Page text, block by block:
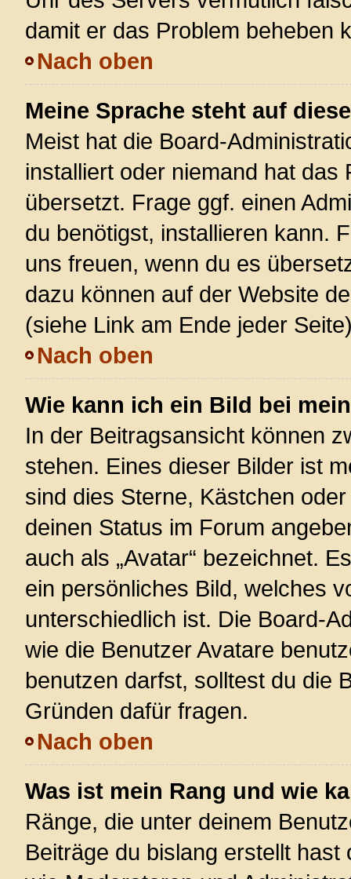
damit er das Problem beheben
Nach oben
Meine Sprache steht auf
Meist hat die Board-
installiert oder niemand hat
übersetzt. Frage ggf. einen
du benötigst, installieren kann.
uns freuen, wenn du es
dazu können auf der Website
(siehe Link am Ende jeder
Nach oben
Wie kann ich ein Bild bei
In der Beitragsansicht können
stehen. Eines dieser Bilder ist
sind dies Sterne, Kästchen
deinen Status im Forum
auch als „Avatar“ bezeichnet.
ein persönliches Bild, welches
unterschiedlich ist. Die Board-
wie die Benutzer Avatare
benutzen darfst, solltest du die
Gründen dafür fragen.
Nach oben
Was ist mein Rang und wie
Ränge, die unter deinem
Beiträge du bislang erstellt